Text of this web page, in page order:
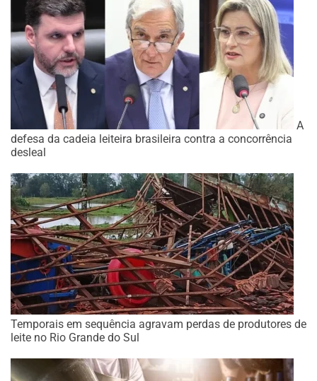
A
defesa da cadeia leiteira brasileira contra a concorrência
desleal
Temporais em sequência agravam perdas de produtores de
leite no Rio Grande do Sul